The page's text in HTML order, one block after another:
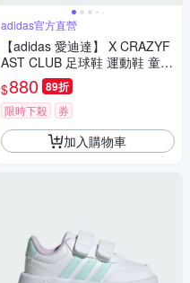
adidas官方直營
【adidas 愛迪達】 X CRAZYF
AST CLUB 足球鞋 運動鞋 童鞋
IF0709
$880 89折
限時下殺 券
加入購物車